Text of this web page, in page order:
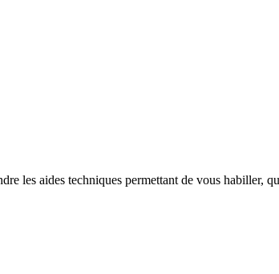
les aides techniques permettant de vous habiller,